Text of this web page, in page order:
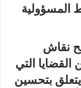
المسؤولية
نقاش
التي
بتحسين